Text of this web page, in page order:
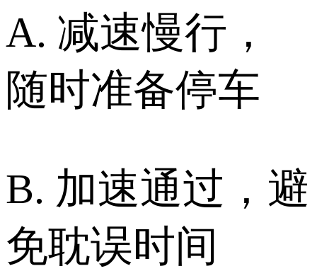
A. 减速慢行，
随时准备停车
B. 加速通过，避
免耽误时间